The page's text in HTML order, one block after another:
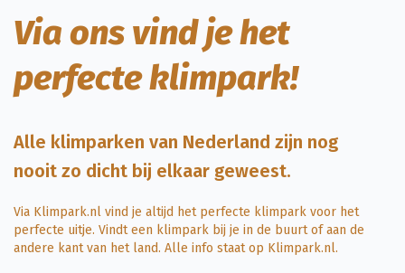
Via ons vind je het
perfecte klimpark!
Alle klimparken van Nederland zijn nog
nooit zo dicht bij elkaar geweest.
Via Klimpark.nl vind je altijd het perfecte klimpark voor het
perfecte uitje. Vindt een klimpark bij je in de buurt of aan de
andere kant van het land. Alle info staat op Klimpark.nl.